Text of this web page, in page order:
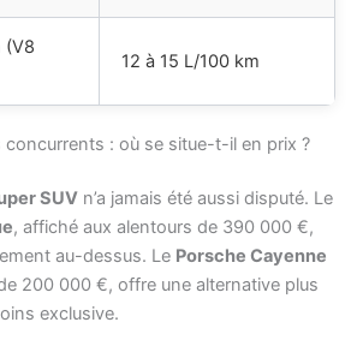
(V8
12 à 15 L/100 km
concurrents : où se situe-t-il en prix ?
SUV n’a jamais été aussi disputé. Le
, affiché aux alentours de 390 000 €,
au-dessus. Le Porsche Cayenne
200 000 €, offre une alternative plus
exclusive.